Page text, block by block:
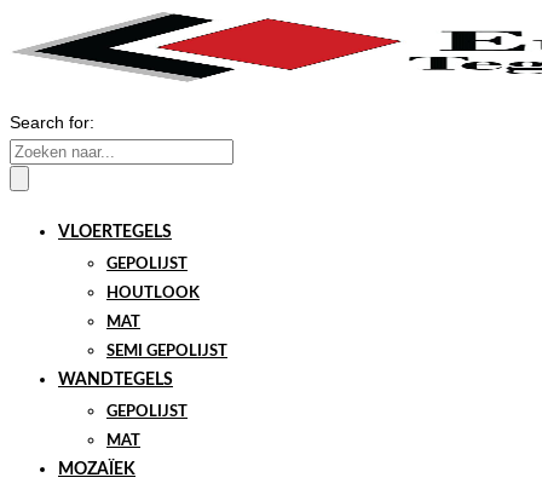
Search for:
VLOERTEGELS
GEPOLIJST
HOUTLOOK
MAT
SEMI GEPOLIJST
WANDTEGELS
GEPOLIJST
MAT
MOZAÏEK